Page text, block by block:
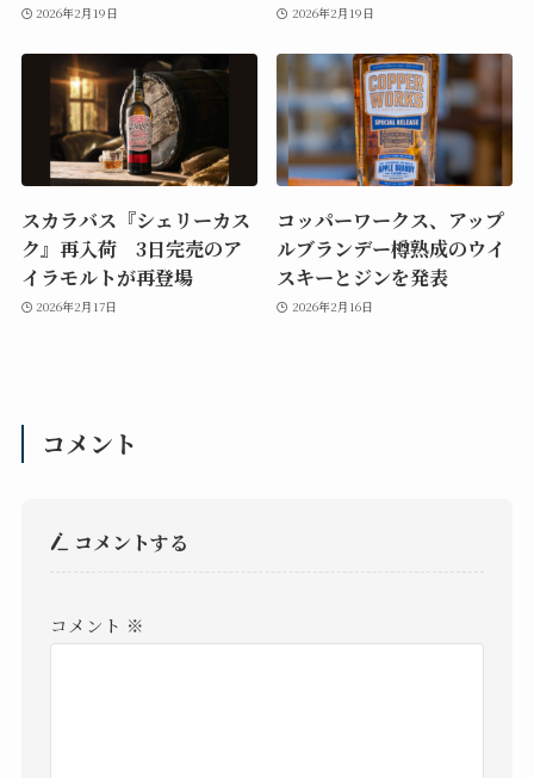
2026年2月19日 2026年2月19日
スカラバス『シェリーカス
ク』再入荷 3日完売のア
イラモルトが再登場
2026年2月17日
コッパーワークス、アップ
ルブランデー樽熟成のウイ
スキーとジンを発表
2026年2月16日
コメント
コメントする
コメント ※